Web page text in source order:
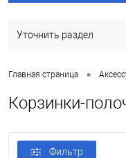
Уточнить раздел
Главная страница •
Корзинки-
Фильтр